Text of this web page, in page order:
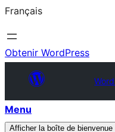
Français
Obtenir WordPress
Menu
Afficher la boîte de bienvenue